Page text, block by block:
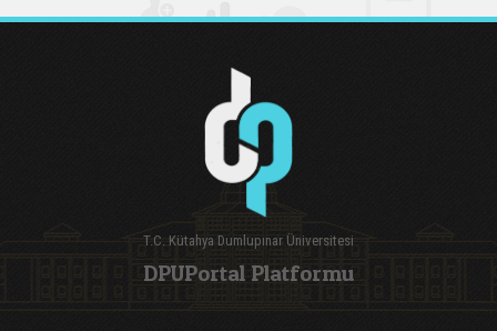
T.C. Kütahya Dumlupınar Üniversitesi
DPUPortal Platformu